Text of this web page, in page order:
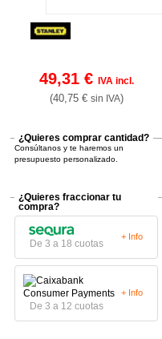
49,31 € IVA incl.
(40,75 € sin IVA)
¿Quieres comprar cantidad?
Consúltanos y te haremos un
presupuesto personalizado.
¿Quieres fraccionar tu
compra?
De 3 a 18 cuotas
+ Info
De 3 a 12 cuotas
+ Info